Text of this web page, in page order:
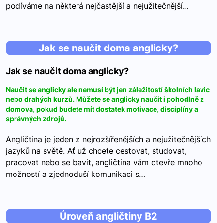
podíváme na některá nejčastější a nejužitečnější…
Jak se naučit doma anglicky?
Jak se naučit doma anglicky?
Naučit se anglicky ale nemusí být jen záležitostí školních lavic
nebo drahých kurzů. Můžete se anglicky naučit i pohodlně z
domova, pokud budete mít dostatek motivace, disciplíny a
správných zdrojů.
Angličtina je jeden z nejrozšířenějších a nejužitečnějších
jazyků na světě. Ať už chcete cestovat, studovat,
pracovat nebo se bavit, angličtina vám otevře mnoho
možností a zjednoduší komunikaci s…
Úroveň angličtiny B2